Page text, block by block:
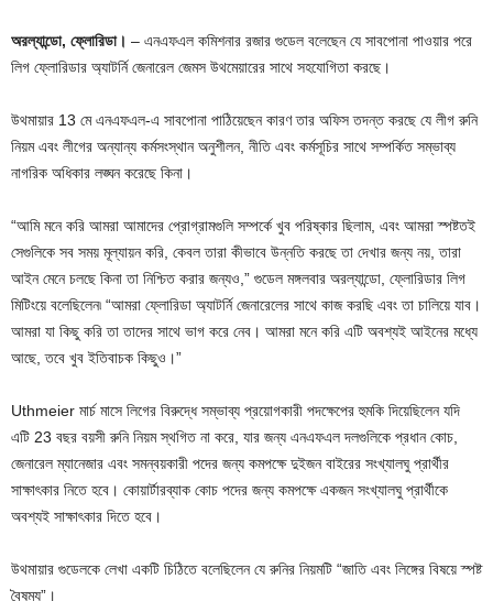
অরল্যান্ডো, ফ্লোরিডা। – এনএফএল কমিশনার রজার গুডেল বলেছেন যে সাবপোনা পাওয়ার পরে
লিগ ফ্লোরিডার অ্যাটর্নি জেনারেল জেমস উথমেয়ারের সাথে সহযোগিতা করছে।
উথমায়ার 13 মে এনএফএল-এ সাবপোনা পাঠিয়েছেন কারণ তার অফিস তদন্ত করছে যে লীগ রুনি
নিয়ম এবং লীগের অন্যান্য কর্মসংস্থান অনুশীলন, নীতি এবং কর্মসূচির সাথে সম্পর্কিত সম্ভাব্য
নাগরিক অধিকার লঙ্ঘন করেছে কিনা।
“আমি মনে করি আমরা আমাদের প্রোগ্রামগুলি সম্পর্কে খুব পরিষ্কার ছিলাম, এবং আমরা স্পষ্টতই
সেগুলিকে সব সময় মূল্যায়ন করি, কেবল তারা কীভাবে উন্নতি করছে তা দেখার জন্য নয়, তারা
আইন মেনে চলছে কিনা তা নিশ্চিত করার জন্যও,” গুডেল মঙ্গলবার অরল্যান্ডো, ফ্লোরিডার লিগ
মিটিংয়ে বলেছিলেন৷ “আমরা ফ্লোরিডা অ্যাটর্নি জেনারেলের সাথে কাজ করছি এবং তা চালিয়ে যাব।
আমরা যা কিছু করি তা তাদের সাথে ভাগ করে নেব। আমরা মনে করি এটি অবশ্যই আইনের মধ্যে
আছে, তবে খুব ইতিবাচক কিছুও।”
Uthmeier মার্চ মাসে লিগের বিরুদ্ধে সম্ভাব্য প্রয়োগকারী পদক্ষেপের হুমকি দিয়েছিলেন যদি
এটি 23 বছর বয়সী রুনি নিয়ম স্থগিত না করে, যার জন্য এনএফএল দলগুলিকে প্রধান কোচ,
জেনারেল ম্যানেজার এবং সমন্বয়কারী পদের জন্য কমপক্ষে দুইজন বাইরের সংখ্যালঘু প্রার্থীর
সাক্ষাৎকার নিতে হবে। কোয়ার্টারব্যাক কোচ পদের জন্য কমপক্ষে একজন সংখ্যালঘু প্রার্থীকে
অবশ্যই সাক্ষাৎকার দিতে হবে।
উথমায়ার গুডেলকে লেখা একটি চিঠিতে বলেছিলেন যে রুনির নিয়মটি “জাতি এবং লিঙ্গের বিষয়ে স্পষ্ট
বৈষম্য”।